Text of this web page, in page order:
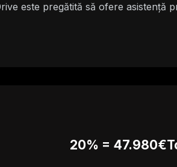
este pregătită să ofere
20% = 47.980€